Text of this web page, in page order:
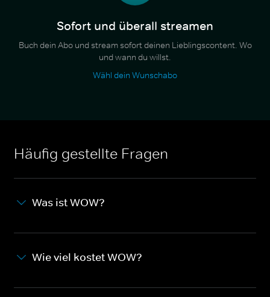
Sofort und überall streamen
Buch dein Abo und stream sofort deinen Lieblingscontent. Wo
und wann du willst.
Wähl dein Wunschabo
Häufig gestellte Fragen
Was ist WOW?
Wie viel kostet WOW?